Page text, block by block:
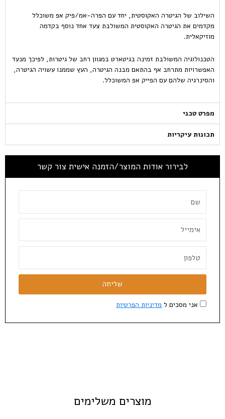
השילוב של הגיטרה האקוסטית, יחד עם הפרה-אמ/פיק אפ משוכלל
מקדמים את הגיטרה האקוסטית המשולבת צעד אחד נוסף בקדמה
מוזיקאלית.
הטכנולוגיה המשולבת זמינה בגיטארט במגוון רחב של גיטרות, לפיכך מנעד
האפשרויות מתרחב אף בהתאם מבנה הגיטרה, העץ שממנו עשויה הגיטרה,
והסינרגיה שלהם עם הפייק אפ המשוכלל.
מפרט טכני
תכונות עיקריות
לבירור אודות המוצר/הזמנה אישית צור קשר
אני מסכים ל מדיניות הפרטיות
שליחה
מוצרים משלימים